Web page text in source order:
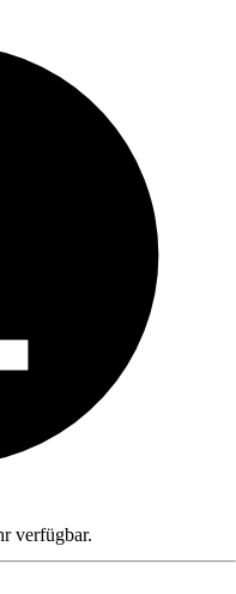
verfügbar.